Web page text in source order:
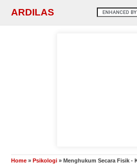
ARDILAS
Home »Psikologi » Menghukum Secara Fisik -